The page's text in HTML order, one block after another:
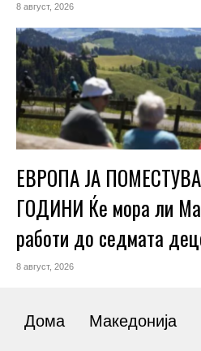
8 август, 2026
ЕВРОПА ЈА
ГОДИНИ Ќе мора ли
работи до седмата
8 август, 2026
Дома Македонија